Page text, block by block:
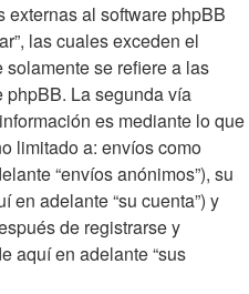
externas al software phpBB
las cuales exceden el
se refiere a las
phpBB. La segunda vía
es mediante lo que
limitado a: envíos como
“envíos anónimos”), su
en adelante “su cuenta”) y
de registrarse y
aquí en adelante “sus